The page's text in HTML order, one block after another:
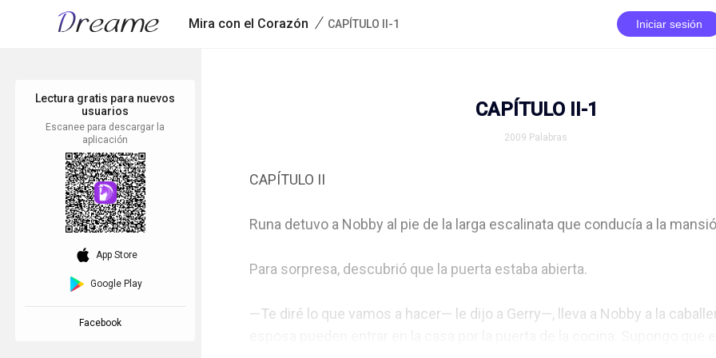
Mira con el Corazón / CAPÍTULO II-1 Iniciar sesión
CAPÍTULO II-1
2009 Palabras
CAPÍTULO II
Runa detuvo a Nobby al pie de la larga escalinata que conducía a la
Para sorpresa, descubrió que la puerta estaba abierta.
—Te diré lo que vamos a hacer— le dijo a Gerry—, lleva a Nobby a la
Lectura gratis para nuevos
usuarios
Escanee para descargar la
aplicación
download_ios App Store
Google Play
Facebook